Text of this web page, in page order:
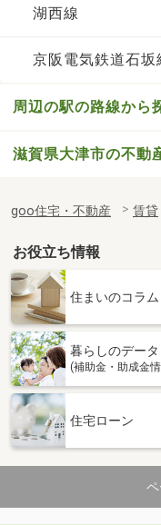
湖西線
京阪電気鉄道石坂
周辺の駅の路線から
滋賀県大津市の不動
goo住宅・不動産 賃貸
お役立ち情報
住まいのコラム
暮らしのデータ
(補助金・助成金
住宅ローン